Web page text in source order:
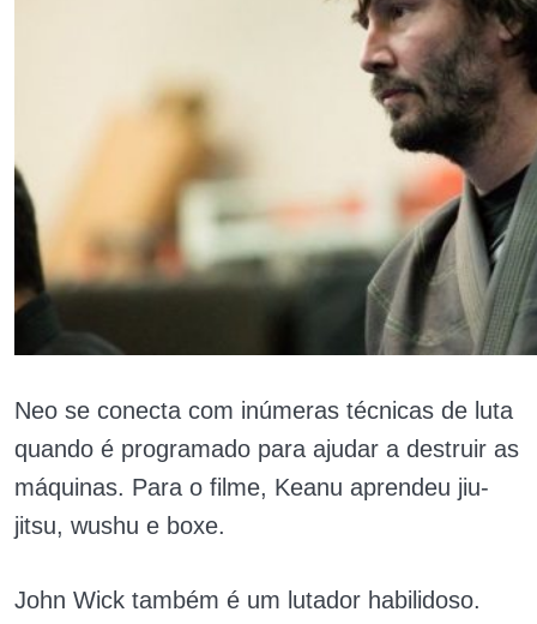
Neo se conecta com inúmeras técnicas de luta
quando é programado para ajudar a destruir as
máquinas. Para o filme, Keanu aprendeu jiu-
jitsu, wushu e boxe.
John Wick também é um lutador habilidoso.